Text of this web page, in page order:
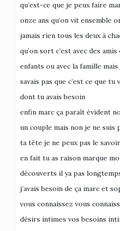
qu’est-ce que je peux faire
onze ans qu’on vit ensemble
jamais rien tous les deux à
qu’on sort c’est avec des amis
enfants ou avec la famille mais
savais pas que c’est ce que tu
dont tu avais besoin
enfin marc ça paraît évident
un couple mais non je ne suis
ta tête je ne peux pas le savoir
en fait tu as raison marque
découverts il ya pas
j’avais besoin de ça marc et
vous connaissez vous
désirs intimes vos besoins